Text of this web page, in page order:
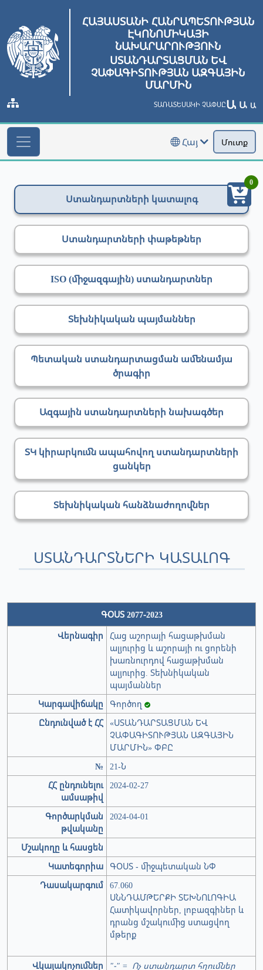
ՀԱՅԱՍՏԱՆԻ ՀԱՆՐԱՊԵՏՈՒԹՅԱՆ
ԷԿՈՆՈՄԻԿԱՅԻ
ՆԱԽԱՐԱՐՈՒԹՅՈՒՆ
ՍՏԱՆԴԱՐՏԱՑՄԱՆ ԵՎ
ՉԱՓԱԳԻՏՈՒԹՅԱՆ ԱԶԳԱՅԻՆ
ՄԱՐՄԻՆ
ՏԱՌԱՏԵՍԱԿԻ ՉԱՓՍԸԱ Ա Ա
Հայ Մուտք
Ստանդարտների կատալոգ
Ստանդարտների փաթեթներ
ISO (միջազգային) ստանդարտներ
Տեխնիկական պայմաններ
Պետական ստանդարտացման ամենամյա
ծրագիր
Ազգային ստանդարտների նախագծեր
ՏԿ կիրարկումն ապահովող ստանդարտների
ցանկեր
Տեխնիկական հանձնաժողովներ
ՍՏԱՆԴԱՐՏՆԵՐԻ ԿԱՏԱԼՈԳ
ԳՕՍՏ 2077-2023
Վերնագիր
Հաց աշորայի հացաթխման
ալյուրից և աշորայի ու ցորենի
խառնուրդով հացաթխման
ալյուրից. Տեխնիկական
պայմաններ
Կարգավիճակը
Գործող
Ընդունված է ՀՀ «ՍՏԱՆԴԱՐՏԱՑՄԱՆ ԵՎ
ՉԱՓԱԳԻՏՈՒԹՅԱՆ ԱԶԳԱՅԻՆ
ՄԱՐՄԻՆ» ՓԲԸ
№
21-Ն
ՀՀ ընդունելու
ամսաթիվ
2024-02-27
Գործարկման
թվականը
2024-04-01
Մշակողը և հասցեն
Կատեգորիա
ԳՕՍՏ - միջպետական ՆՓ
Դասակարգում 67.060
ՍՆՆԴԱՄԹԵՐՔԻ ՏԵԽՆՈԼՈԳԻԱ
Հատիկավորներ, լոբազգիներ և
դրանց մշակումից ստացվող
մթերք
Վկայակոչումներ "-" = Ոչ ստանդարտ հղումներ
0